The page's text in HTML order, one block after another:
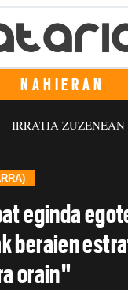
NAHIERAN
IRRATIA ZUZENEAN
eginda
beraien
orain"